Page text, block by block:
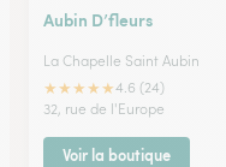
Aubin D’fleurs
La Chapelle Saint Aubin
★★★★★4.6 (24)
32, rue de l'Europe
Voir la boutique